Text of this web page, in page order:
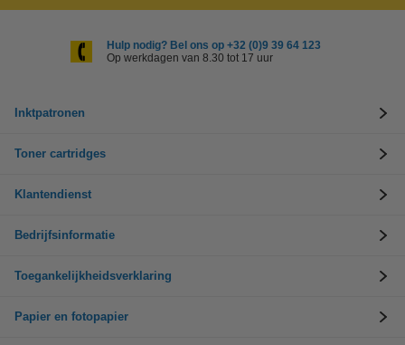
Hulp nodig? Bel ons op +32 (0)9 39 64 123
Op werkdagen van 8.30 tot 17 uur
Inktpatronen
Toner cartridges
Klantendienst
Bedrijfsinformatie
Toegankelijkheidsverklaring
Papier en fotopapier